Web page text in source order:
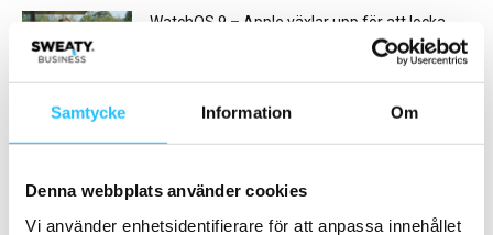
Samtycke Information Om
Denna webbplats använder cookies
Vi använder enhetsidentifierare för att anpassa innehållet
WatchOS 9 – Apple växlar upp för att locka
och hälsomässa!